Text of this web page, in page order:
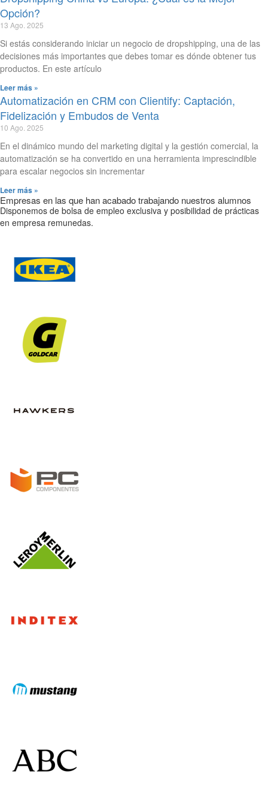
Opción?
13 Ago. 2025
Si estás considerando iniciar un negocio de dropshipping, una de las
decisiones más importantes que debes tomar es dónde obtener tus
productos. En este artículo
Leer más »
Automatización en CRM con Clientify: Captación,
Fidelización y Embudos de Venta
10 Ago. 2025
En el dinámico mundo del marketing digital y la gestión comercial, la
automatización se ha convertido en una herramienta imprescindible
para escalar negocios sin incrementar
Leer más »
Empresas en las que han acabado trabajando nuestros alumnos
Disponemos de bolsa de empleo exclusiva y posibilidad de prácticas
en empresa remunedas.